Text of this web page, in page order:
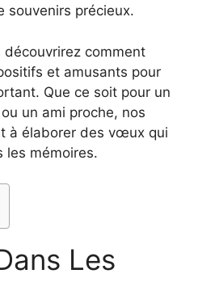
souvenirs précieux.
comment
et amusants pour
Que ce soit pour un
un ami proche, nos
à élaborer des vœux qui
les mémoires.
Les